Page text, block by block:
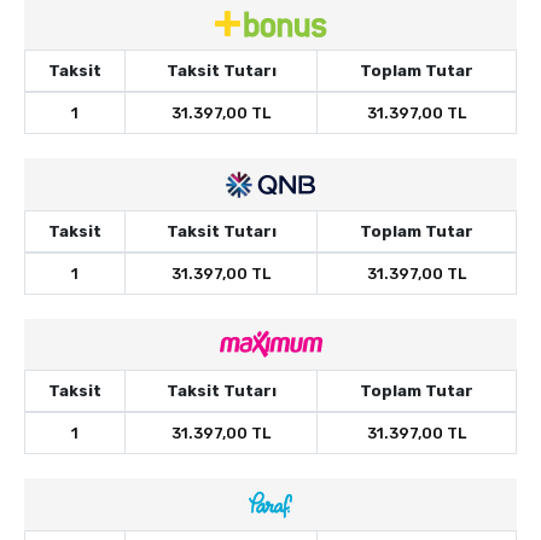
Taksit Taksit Tutarı Toplam Tutar
1 31.397,00 TL 31.397,00 TL
Taksit Taksit Tutarı Toplam Tutar
1 31.397,00 TL 31.397,00 TL
Taksit Taksit Tutarı Toplam Tutar
1 31.397,00 TL 31.397,00 TL